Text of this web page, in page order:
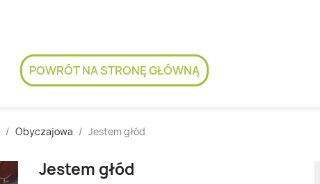
POWRÓT NA STRONĘ GŁÓWNĄ
Obyczajowa Jestem głód
Jestem głód